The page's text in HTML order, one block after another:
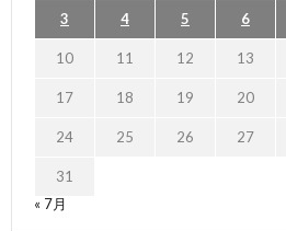
3 4 5 6
10 11 12 13
17 18 19 20
24 25 26 27
31
« 7月